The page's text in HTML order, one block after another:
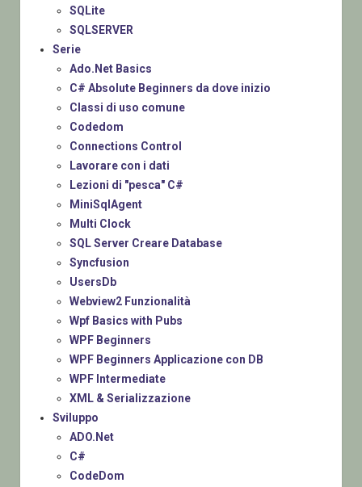
SQLite
SQLSERVER
Serie
Ado.Net Basics
C# Absolute Beginners da dove inizio
Classi di uso comune
Codedom
Connections Control
Lavorare con i dati
Lezioni di "pesca" C#
MiniSqlAgent
Multi Clock
SQL Server Creare Database
Syncfusion
UsersDb
Webview2 Funzionalità
Wpf Basics with Pubs
WPF Beginners
WPF Beginners Applicazione con DB
WPF Intermediate
XML & Serializzazione
Sviluppo
ADO.Net
C#
CodeDom